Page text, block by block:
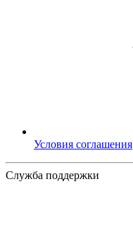
Условия соглашения
Служба поддержки